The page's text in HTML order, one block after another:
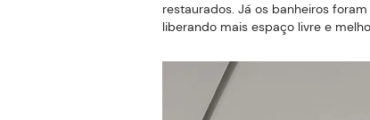
restaurados. Já os banheiros
liberando mais espaço livre e